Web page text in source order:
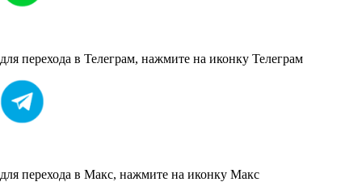
для перехода в Телеграм, нажмите на иконку Телеграм
для перехода в Макс, нажмите на иконку Макс